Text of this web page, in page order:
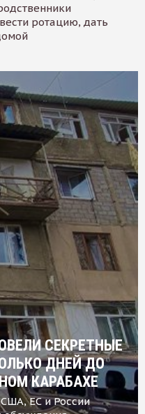
ротацию, дать
СЕКРЕТНЫЕ
ДНЕЙ ДО
КАРАБАХЕ
ЕС и России